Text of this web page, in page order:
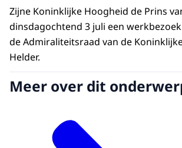
Zijne Koninklijke Hoogheid de Prins
dinsdagochtend 3 juli een
de Admiraliteitsraad van de
Helder.
Meer over dit